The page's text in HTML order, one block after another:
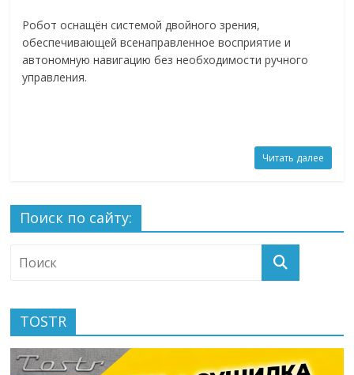
Робот оснащён системой двойного зрения,
обеспечивающей всенаправленное восприятие и
автономную навигацию без необходимости ручного
управления.
Читать далее
Поиск по сайту:
TOSTR